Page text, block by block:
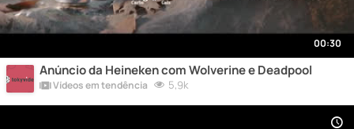
00:30
Anúncio da Heineken com Wolverine e Deadpool
Vídeos em tendência 5,9k